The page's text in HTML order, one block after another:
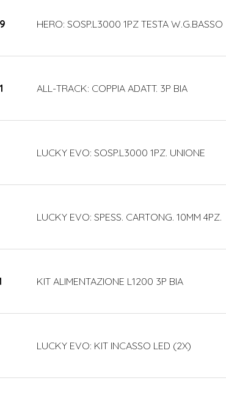
HERO: SOSP.L3000 1PZ TESTA W.G.BASSO
ALL-TRACK: COPPIA ADATT. 3P BIA
LUCKY EVO: SOSP.L3000 1PZ. UNIONE
LUCKY EVO: SPESS. CARTONG. 10MM 4PZ.
KIT ALIMENTAZIONE L1200 3P BIA
LUCKY EVO: KIT INCASSO LED (2X)